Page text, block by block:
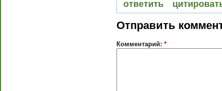
ответить
Отправить
Комментарий: *